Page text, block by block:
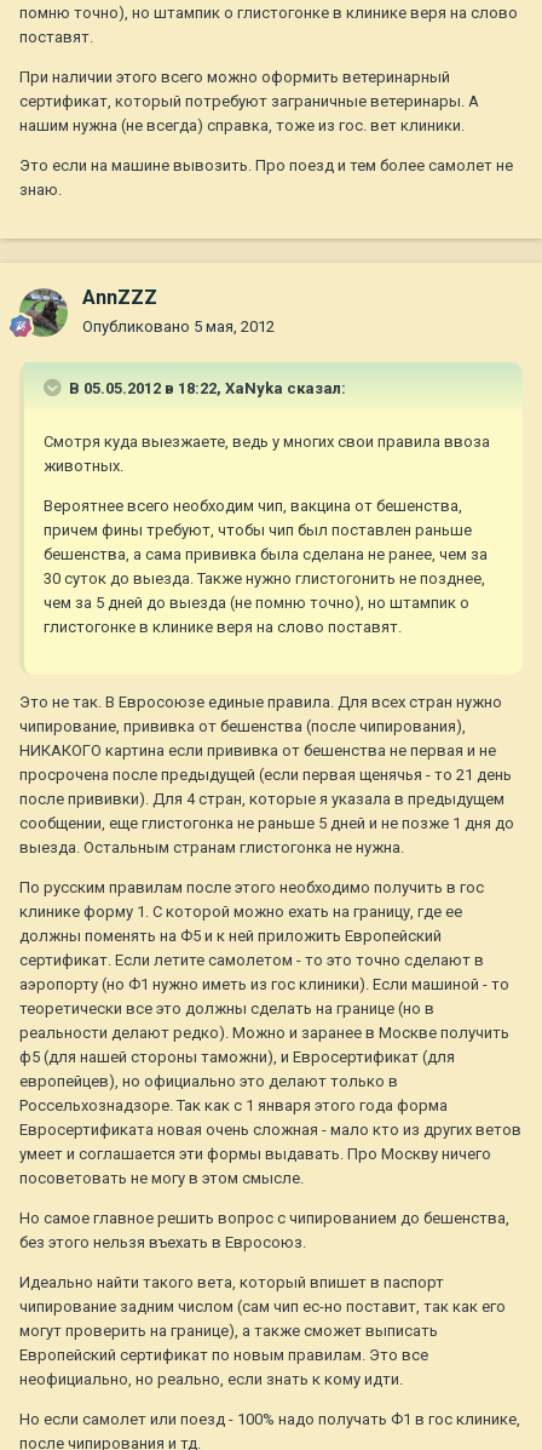
помню точно), но штампик о глистогонке в клинике веря на слово
поставят.
При наличии этого всего можно оформить ветеринарный
сертификат, который потребуют заграничные ветеринары. А
нашим нужна (не всегда) справка, тоже из гос. вет клиники.
Это если на машине вывозить. Про поезд и тем более самолет не
знаю.
AnnZZZ
Опубликовано 5 мая, 2012
В 05.05.2012 в 18:22, ХаNyka сказал:
Смотря куда выезжаете, ведь у многих свои правила ввоза
животных.
Вероятнее всего необходим чип, вакцина от бешенства,
причем фины требуют, чтобы чип был поставлен раньше
бешенства, а сама прививка была сделана не ранее, чем за
30 суток до выезда. Также нужно глистогонить не позднее,
чем за 5 дней до выезда (не помню точно), но штампик о
глистогонке в клинике веря на слово поставят.
Это не так. В Евросоюзе единые правила. Для всех стран нужно
чипирование, прививка от бешенства (после чипирования),
НИКАКОГО картина если прививка от бешенства не первая и не
просрочена после предыдущей (если первая щенячья - то 21 день
после прививки). Для 4 стран, которые я указала в предыдущем
сообщении, еще глистогонка не раньше 5 дней и не позже 1 дня до
выезда. Остальным странам глистогонка не нужна.
По русским правилам после этого необходимо получить в гос
клинике форму 1. С которой можно ехать на границу, где ее
должны поменять на Ф5 и к ней приложить Европейский
сертификат. Если летите самолетом - то это точно сделают в
аэропорту (но Ф1 нужно иметь из гос клиники). Если машиной - то
теоретически все это должны сделать на границе (но в
реальности делают редко). Можно и заранее в Москве получить
ф5 (для нашей стороны таможни), и Евросертификат (для
европейцев), но официально это делают только в
Россельхознадзоре. Так как с 1 января этого года форма
Евросертификата новая очень сложная - мало кто из других ветов
умеет и соглашается эти формы выдавать. Про Москву ничего
посоветовать не могу в этом смысле.
Но самое главное решить вопрос с чипированием до бешенства,
без этого нельзя въехать в Евросоюз.
Идеально найти такого вета, который впишет в паспорт
чипирование задним числом (сам чип ес-но поставит, так как его
могут проверить на границе), а также сможет выписать
Европейский сертификат по новым правилам. Это все
неофициально, но реально, если знать к кому идти.
Но если самолет или поезд - 100% надо получать Ф1 в гос клинике,
после чипирования и тд.